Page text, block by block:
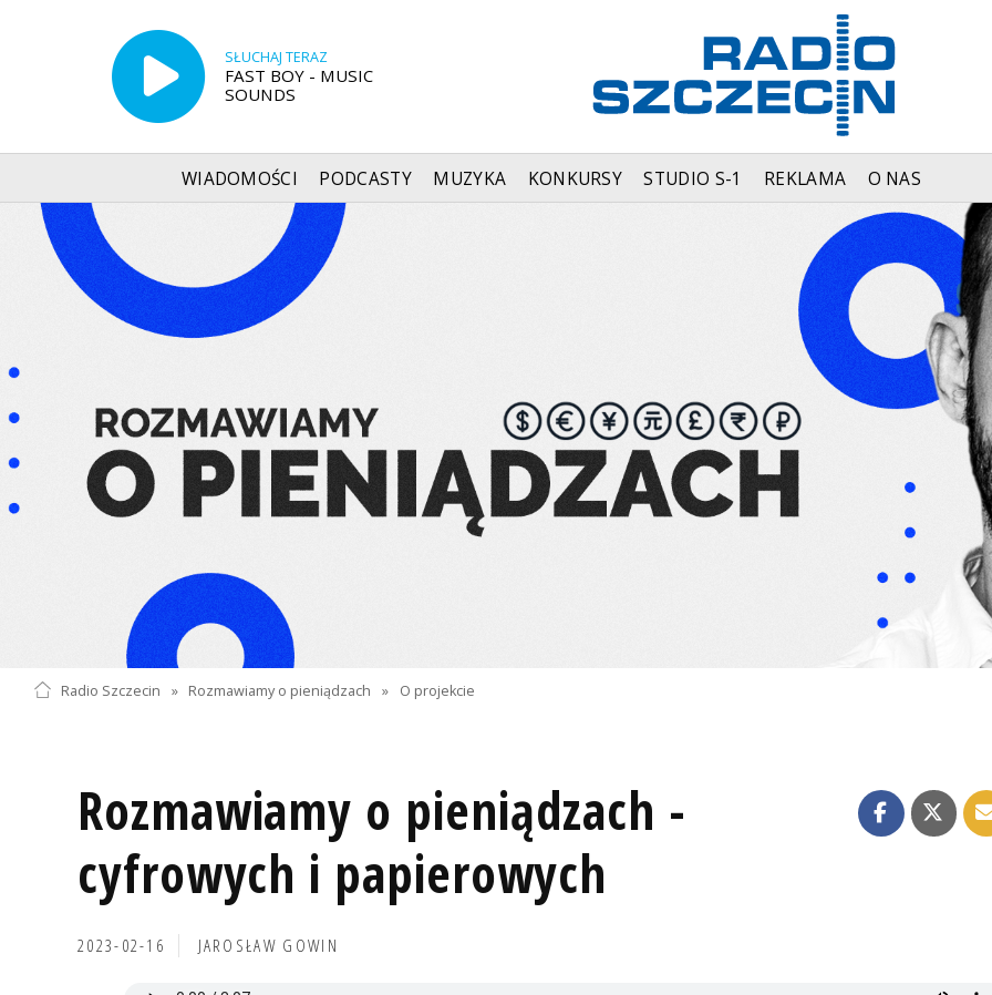
SŁUCHAJ TERAZ
FAST BOY - MUSIC
SOUNDS
WIADOMOŚCI PODCASTY MUZYKA KONKURSY STUDIO S-1 REKLAMA O NAS
Radio Szczecin » Rozmawiamy o pieniądzach » O projekcie
Rozmawiamy o pieniądzach -
cyfrowych i papierowych
2023-02-16 JAROSŁAW GOWIN